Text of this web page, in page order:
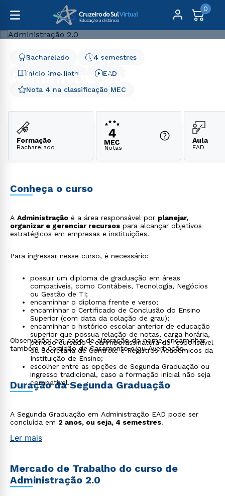
0
Graduação Gestão e Negócios Administração 2.0
Administração 2.0
Início Imediato
Nota 4 na classificação MEC
4 semestres
Bacharelado
EAD
Formação
Bacharelado Notas
Aula
EAD
Conheça o curso
A Administração é a área responsável por planejar,
organizar e gerenciar recursos para alcançar objetivos
estratégicos em empresas e instituições.
Para ingressar nesse curso, é necessário:
possuir um diploma de graduação em áreas
compatíveis, como Contábeis, Tecnologia, Negócios
ou Gestão de TI;
encaminhar o diploma frente e verso;
encaminhar o Certificado de Conclusão do Ensino
Superior (com data da colação de grau);
encaminhar o histórico escolar anterior de educação
superior que possua relação de notas, carga horária,
período cursado e carimbo/assinatura do responsável
da Secretaria de Controle e Registros Acadêmicos da
Instituição de Ensino;
escolher entre as opções de Segunda Graduação ou
ingresso tradicional, caso a formação inicial não seja
compatível.
Observação: em caso de alteração do nome, encaminhar
também a Certidão de Casamento e/ou Averbação.
Duração da Segunda Graduação
A Segunda Graduação em Administração EAD pode ser
concluída em 2 anos, ou seja, 4 semestres.
Ler mais
Mercado de Trabalho do curso de
Administração 2.0